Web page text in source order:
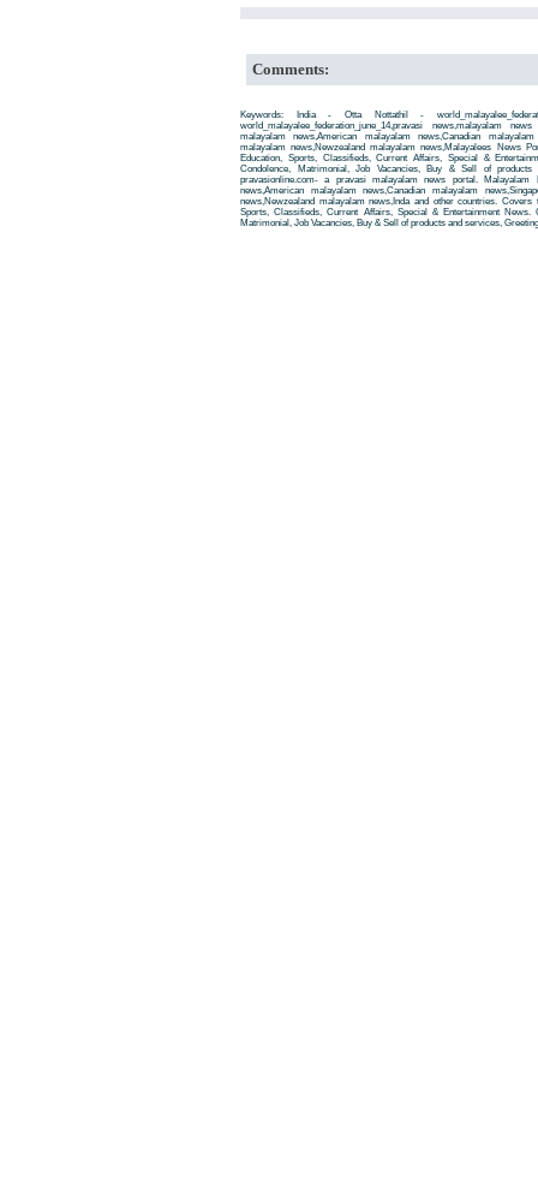
Comments:
Keywords: India - Otta Nottathil -
world_malayalee_federation_june_14,pravasi news,malayalam
malayalam news,American malayalam news,Canadian
malayalam news,Newzealand malayalam news,Malayalees News
Education, Sports, Classifieds, Current Affairs, Special &
Condolence, Matrimonial, Job Vacancies, Buy & Sell of
pravasionline.com- a pravasi malayalam news portal. Malayalam
news,American malayalam news,Canadian malayalam
news,Newzealand malayalam news,Inda and other countries.
Sports, Classifieds, Current Affairs, Special & Entertainment News.
Matrimonial, Job Vacancies, Buy & Sell of products and services,